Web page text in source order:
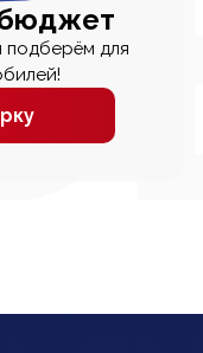
подберём для